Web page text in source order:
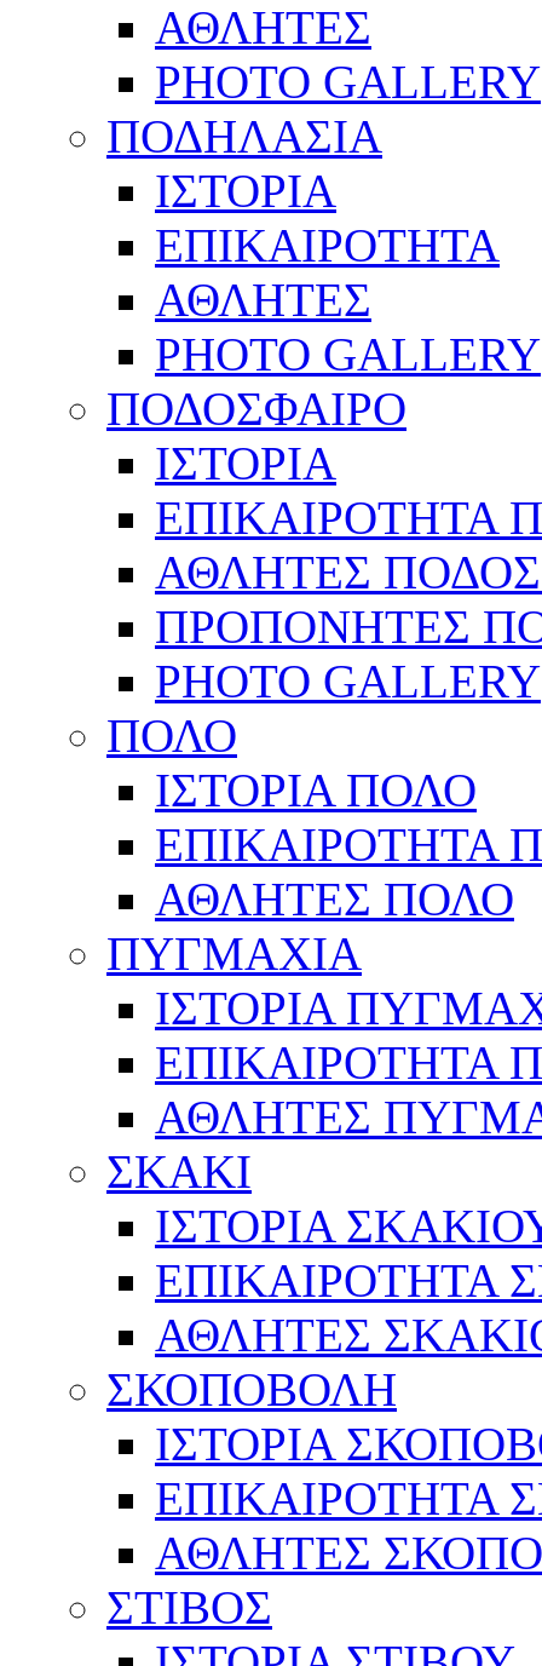
ΑΘΛΗΤΕΣ
PHOTO GALLERY
ΠΟΔΗΛΑΣΙΑ
ΙΣΤΟΡΙΑ
ΕΠΙΚΑΙΡΟΤΗΤΑ
ΑΘΛΗΤΕΣ
PHOTO GALLERY
ΠΟΔΟΣΦΑΙΡΟ
ΙΣΤΟΡΙΑ
ΕΠΙΚΑΙΡΟΤΗΤΑ
ΑΘΛΗΤΕΣ
ΠΡΟΠΟΝΗΤΕΣ
PHOTO GALLERY
ΠΟΛΟ
ΙΣΤΟΡΙΑ ΠΟΛΟ
ΕΠΙΚΑΙΡΟΤΗΤΑ
ΑΘΛΗΤΕΣ ΠΟΛΟ
ΠΥΓΜΑΧΙΑ
ΙΣΤΟΡΙΑ
ΕΠΙΚΑΙΡΟΤΗΤΑ
ΑΘΛΗΤΕΣ
ΣΚΑΚΙ
ΙΣΤΟΡΙΑ
ΕΠΙΚΑΙΡΟΤΗΤΑ
ΑΘΛΗΤΕΣ
ΣΚΟΠΟΒΟΛΗ
ΙΣΤΟΡΙΑ
ΕΠΙΚΑΙΡΟΤΗΤΑ
ΑΘΛΗΤΕΣ
ΣΤΙΒΟΣ